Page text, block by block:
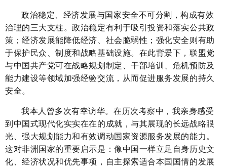
政治稳定、经济发展与国家安全不可分割，构成有效
治理的三大支柱。政治稳定有利于吸引投资和落实公共政
策；经济发展能降低经济、社会脆弱性；强化安全则有助
于保护民众、制度和战略基础设施。在此背景下，联盟党
与中国共产党可在战略规划制定、干部培训、危机预防及
能力建设等领域加强经验交流，从而促进服务发展的持久
安全。
我本人曾多次有幸访华。在历次考察中，我亲身感受
到中国式现代化实实在在的成就，与其展现的长远战略眼
光、强大规划能力和有效调动国家资源服务发展的能力。
这对非洲国家的重要启示是：像中国一样立足自身历史文
化、经济状况和优先事项，自主探索适合本国国情的发展